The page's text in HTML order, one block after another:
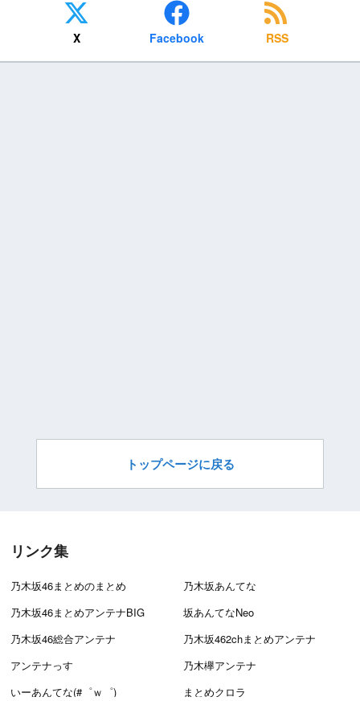
X Facebook RSS
トップページに戻る
リンク集
乃木坂46まとめのまとめ
乃木坂あんてな
乃木坂46まとめアンテナBIG
坂あんてなNeo
乃木坂46総合アンテナ
乃木坂462chまとめアンテナ
アンテナっす
乃木欅アンテナ
いーあんてな(#゜ｗ゜)
まとめクロラ